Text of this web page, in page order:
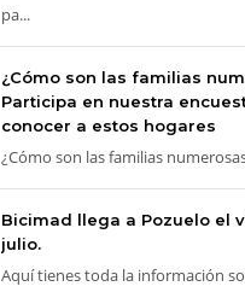
pa...
¿Cómo son las familias
Participa en nuestra
conocer a estos hogares
¿Cómo son las familias
Bicimad llega a Pozuelo el
julio.
Aquí tienes toda la información